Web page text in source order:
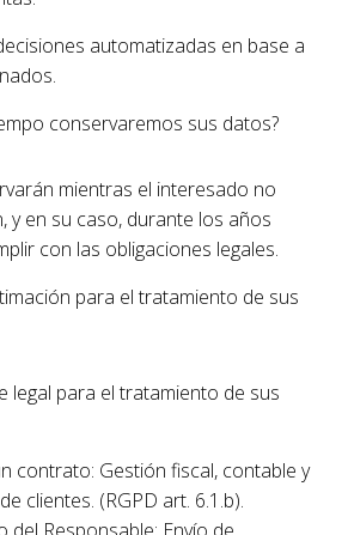
automatizadas en base a
conservaremos sus datos?
mientras el interesado no
y en su caso, durante los años
con las obligaciones legales.
para el tratamiento de sus
legal para el tratamiento de sus
contrato: Gestión fiscal, contable y
clientes. (RGPD art. 6.1.b).